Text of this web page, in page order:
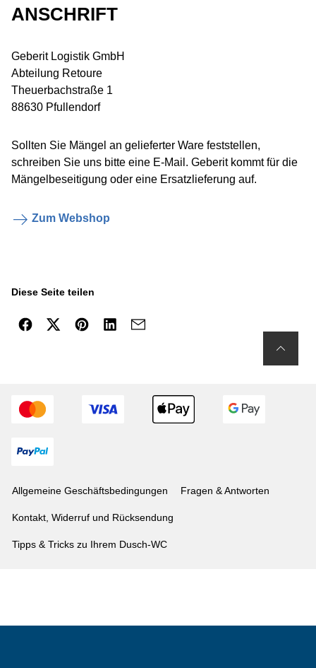
ANSCHRIFT
Geberit Logistik GmbH
Abteilung Retoure
Theuerbachstraße 1
88630 Pfullendorf
Sollten Sie Mängel an gelieferter Ware feststellen,
schreiben Sie uns bitte eine E-Mail. Geberit kommt für die
Mängelbeseitigung oder eine Ersatzlieferung auf.
Zum Webshop
Diese Seite teilen
Allgemeine Geschäftsbedingungen Fragen & Antworten
Kontakt, Widerruf und Rücksendung
Tipps & Tricks zu Ihrem Dusch-WC